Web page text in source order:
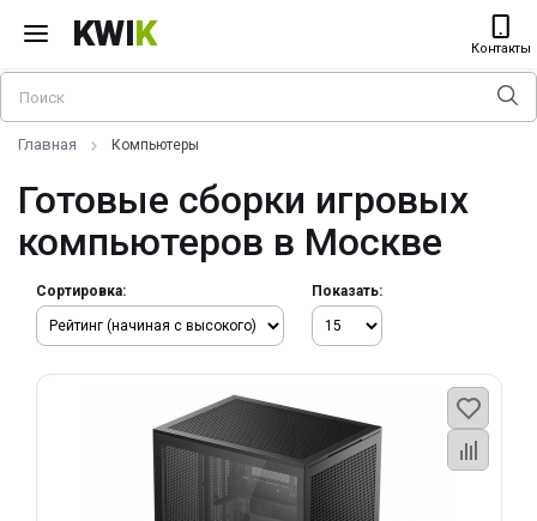
KWIK Контакты
Главная Компьютеры
Готовые сборки игровых
компьютеров в Москве
Сортировка: Показать: